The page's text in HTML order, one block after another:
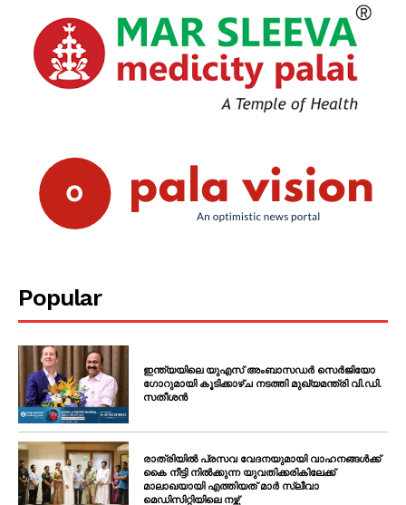
Popular
ഇന്ത്യയിലെ യുഎസ് അംബാസഡർ സെർജിയോ
ഗോറുമായി കൂടിക്കാഴ്ച നടത്തി മുഖ്യമന്ത്രി വി.ഡി.
സതീശൻ
രാത്രിയിൽ പ്രസവ വേദനയുമായി വാഹനങ്ങൾക്ക്
കൈ നീട്ടി നിൽക്കുന്ന യുവതിക്കരികിലേക്ക്
മാലാഖയായി എത്തിയത് മാർ സ്ലീവാ
മെഡിസിറ്റിയിലെ നഴ്സ്